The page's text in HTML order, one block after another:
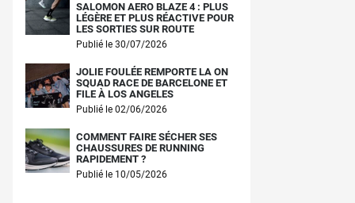
SALOMON AERO BLAZE 4 : PLUS
LÉGÈRE ET PLUS RÉACTIVE POUR
LES SORTIES SUR ROUTE
Publié le 30/07/2026
JOLIE FOULÉE REMPORTE LA ON
SQUAD RACE DE BARCELONE ET
FILE À LOS ANGELES
Publié le 02/06/2026
COMMENT FAIRE SÉCHER SES
CHAUSSURES DE RUNNING
RAPIDEMENT ?
Publié le 10/05/2026